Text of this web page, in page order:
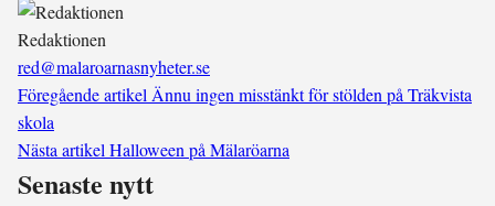
Redaktionen
red@malaroarnasnyheter.se
Föregående artikel Ännu ingen misstänkt för stölden på Träkvista
skola
Nästa artikel Halloween på Mälaröarna
Senaste nytt